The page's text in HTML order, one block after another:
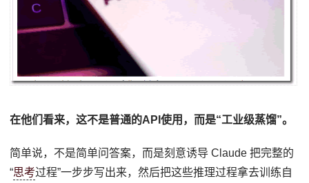
在他们看来，这不是普通的API使用，而是“工业级蒸馏”。
简单说，不是简单问答案，而是刻意诱导 Claude 把完整的
“思考过程”一步步写出来，然后把这些推理过程拿去训练自